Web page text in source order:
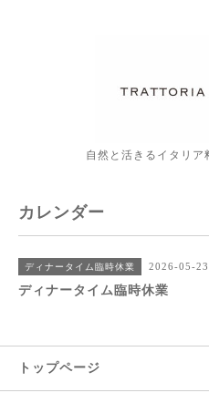
自然と活きるイタリ
カレンダー
ディナータイム臨時休業 2026-05-
ディナータイム臨時休業
トップページ